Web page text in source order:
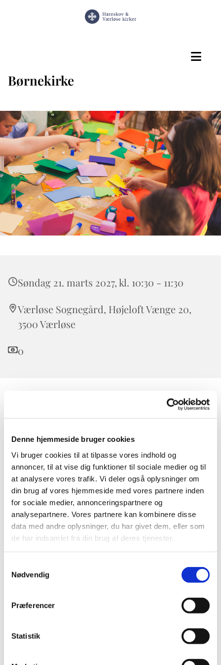
Denne hjemmeside bruger cookies
Vi bruger cookies til at tilpasse vores indhold og
annoncer, til at vise dig funktioner til sociale medier og til
at analysere vores trafik. Vi deler også oplysninger om
din brug af vores hjemmeside med vores partnere inden
for sociale medier, annonceringspartnere og
analysepartnere. Vores partnere kan kombinere disse
data med andre oplysninger, du har givet dem, eller som
de har indsamlet fra din brug af deres tjenester.
Nødvendig
Præferencer
Statistik
Børnekirke
Søndag 21. marts 2027, kl. 10:30 - 11:30
Værløse Sognegård, Højeloft Vænge 20,
3500 Værløse
0
Børnekirken er for alle børn. Forældre, bedsteforældre,
onkler og tanter er også meget velkomne.
I Børnekirken taler vi om Bibelens historier i børnehøjde
og drikke.
Vi er med til første del af gudstjenesten10.30 og går ud i
samlet flok, inden prædikenen starter.
Børnekirken ledes af børne- og ungemedarbejder, Anne-
Katrine og en gruppe frivillige